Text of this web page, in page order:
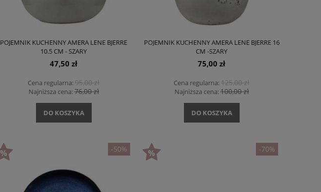
POJEMNIK KUCHENNY AMERA LENE BJERRE
10.5 CM - SZARY
47,50 zł
Cena regularna:95,00 zł
Najniższa cena:76,00 zł
DO KOSZYKA
POJEMNIK KUCHENNY AMERA LENE BJERRE 16
CM -SZARY
75,00 zł
Cena regularna:125,00 zł
Najniższa cena:100,00 zł
DO KOSZYKA
-50% -70%